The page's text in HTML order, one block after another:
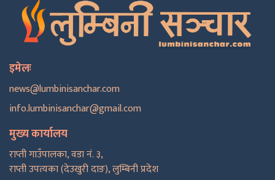
इमेलः
news@lumbinisanchar.com
info.lumbinisanchar@gmail.com
मुख्य कार्यालय
राप्ती गाउँपालका, वडा नं. ३,
राप्ती उपत्यका (देउखुरी दाङ), लुम्बिनी प्रदेश